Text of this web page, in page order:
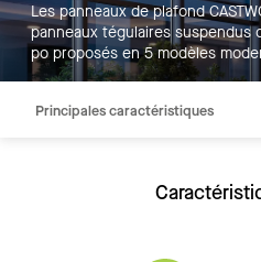
Les panneaux de plafond
panneaux tégulaires suspendus
po proposés en 5 modèles
Principales caractéristiques